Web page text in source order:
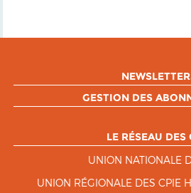
GESTION DES
LE RÉSEAU DES
UNION NATIONALE
UNION RÉGIONALE DES CPIE